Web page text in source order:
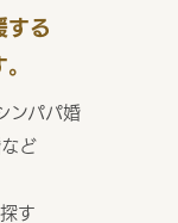
する
ンパパ婚
ど
す